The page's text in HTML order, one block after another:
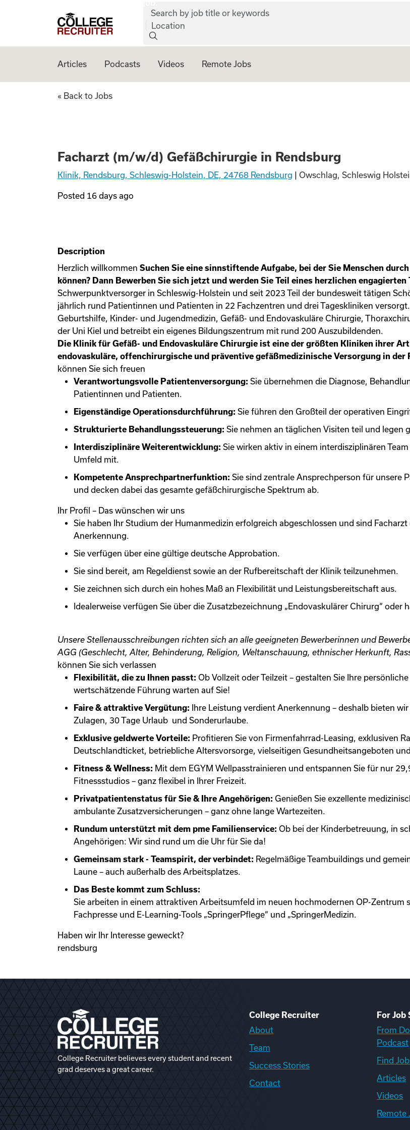
College Recruiter
Search by job title or keywords
Location
Articles Podcasts Videos Remote Jobs
Facharzt (m/w/d) Gefäßchirurgie
« Back to Jobs
Facharzt (m/w/d) Gefäßchirurgie in Rendsburg
Klinik, Rendsburg, Schleswig-Holstein, DE, 24768 Rendsburg Owschlag, Schleswig
Posted 16 days ago
Description
Herzlich willkommen Suchen Sie eine sinnstiftende Aufgabe, bei der Sie Menschen
können? Dann Bewerben Sie sich jetzt und werden Sie Teil eines herzlichen engagierten
Schwerpunktversorger in Schleswig-Holstein und seit 2023 Teil der bundesweit tätigen
jährlich rund Patientinnen und Patienten in 22 Fachzentren und drei Tageskliniken
Geburtshilfe, Kinder- und Jugendmedizin, Gefäß- und Endovaskuläre Chirurgie,
der Uni Kiel und betreibt ein eigenes Bildungszentrum mit rund 200 Auszubildenden.
Die Klinik für Gefäß- und Endovaskuläre Chirurgie ist eine der größten Kliniken ihrer
endovaskuläre, offenchirurgische und präventive gefäßmedizinische Versorgung in der
können Sie sich freuen
Verantwortungsvolle Patientenversorgung: Sie übernehmen die Diagnose,
Patientinnen und Patienten.
Eigenständige Operationsdurchführung: Sie führen den Großteil der operativen
Strukturierte Behandlungssteuerung: Sie nehmen an täglichen Visiten teil und legen
Interdisziplinäre Weiterentwicklung: Sie wirken aktiv in einem interdisziplinären
Umfeld mit.
Kompetente Ansprechpartnerfunktion: Sie sind zentrale Ansprechperson für unsere
und decken dabei das gesamte gefäßchirurgische Spektrum ab.
Ihr Profil – Das wünschen wir uns
Sie haben Ihr Studium der Humanmedizin erfolgreich abgeschlossen und sind
Anerkennung.
Sie verfügen über eine gültige deutsche Approbation.
Sie sind bereit, am Regeldienst sowie an der Rufbereitschaft der Klinik teilzunehmen.
Sie zeichnen sich durch ein hohes Maß an Flexibilität und Leistungsbereitschaft aus.
Idealerweise verfügen Sie über die Zusatzbezeichnung „Endovaskulärer Chirurg“ oder
Unsere Stellenausschreibungen richten sich an alle geeigneten Bewerberinnen und
AGG (Geschlecht, Alter, Behinderung, Religion, Weltanschauung, ethnischer Herkunft,
können Sie sich verlassen
Flexibilität, die zu Ihnen passt: Ob Vollzeit oder Teilzeit – gestalten Sie Ihre
wertschätzende Führung warten auf Sie!
Faire & attraktive Vergütung:
Ihre Leistung verdient Anerkennung – deshalb bieten
Zulagen, 30 Tage Urlaub und Sonderurlaube.
Exklusive geldwerte Vorteile: Profitieren Sie von Firmenfahrrad-Leasing, exklusiven
Deutschlandticket, betriebliche Altersvorsorge, vielseitigen Gesundheitsangeboten
Fitness & Wellness: Mit dem EGYM Wellpasstrainieren und entspannen Sie für nur
Fitnessstudios – ganz flexibel in Ihrer Freizeit.
Privatpatientenstatus für Sie & Ihre Angehörigen: Genießen Sie exzellente
ambulante Zusatzversicherungen – ganz ohne lange Wartezeiten.
Rundum unterstützt mit dem pme Familienservice: Ob bei der Kinderbetreuung, in
Angehörigen: Wir sind rund um die Uhr für Sie da!
Gemeinsam stark - Teamspirit, der verbindet: Regelmäßige Teambuildings und
Laune – auch außerhalb des Arbeitsplatzes.
Das Beste kommt zum Schluss:
Sie arbeiten in einem attraktiven Arbeitsumfeld im neuen hochmodernen OP-Zentrum
Fachpresse und E-Learning-Tools „SpringerPflege“ und „SpringerMedizin.
Haben wir Ihr Interesse geweckt?
rendsburg
College Recruiter believes every student and recent
grad deserves a great career.
College Recruiter
About
Team
Success Stories
Contact
For Job
From
Podcast
Find
Articles
Videos
Remote